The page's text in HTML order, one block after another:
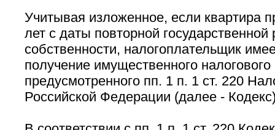
Учитывая изложенное, если квартира
лет с даты повторной государственной
собственности, налогоплательщик
получение имущественного
предусмотренного пп. 1 п. 1 ст. 220
Российской Федерации (далее -